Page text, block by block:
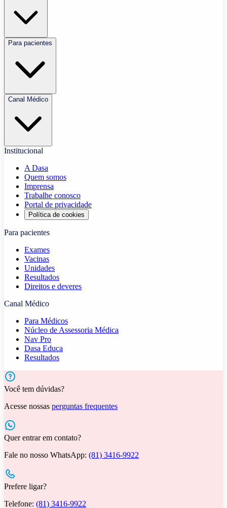
Para pacientes
Canal Médico
Institucional
A Dasa
Quem somos
Imprensa
Trabalhe conosco
Portal de privacidade
Política de cookies
Para pacientes
Exames
Vacinas
Unidades
Resultados
Direitos e deveres
Canal Médico
Para Médicos
Núcleo de Assessoria Médica
Nav Pro
Dasa Educa
Resultados
Você tem dúvidas?
Acesse nossas perguntas frequentes
Quer entrar em contato?
Fale no nosso WhatsApp: (81) 3416-9922
Prefere ligar?
Telefone: (81) 3416-9922